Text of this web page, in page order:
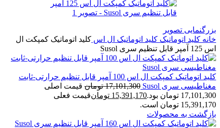
بزرگنمایی تصویر
خانه کلید اتوماتیک کلید اتوماتیک ال اس کلید اتوماتیک کمپکت ال
اس 125 آمپر قابل تنظیم سری Susol
کلید اتوماتیک کمپکت ال اس 100 آمپر قابل تنظیم حرارتی-ثابت
مغناطیسی سری Susol
17,101,300 تومان قیمت اصلی
17,101,300 تومان بود.
15,391,170 تومانقیمت فعلی
15,391,170 تومان است.
بازگشت به محصولات